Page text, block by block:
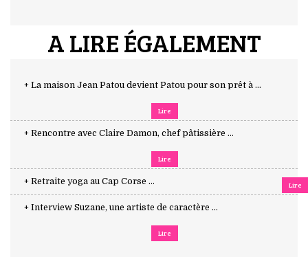
A LIRE ÉGALEMENT
+ La maison Jean Patou devient Patou pour son prêt à ...
Lire
+ Rencontre avec Claire Damon, chef pâtissière ...
Lire
+ Retraite yoga au Cap Corse ... Lire
+ Interview Suzane, une artiste de caractère ...
Lire